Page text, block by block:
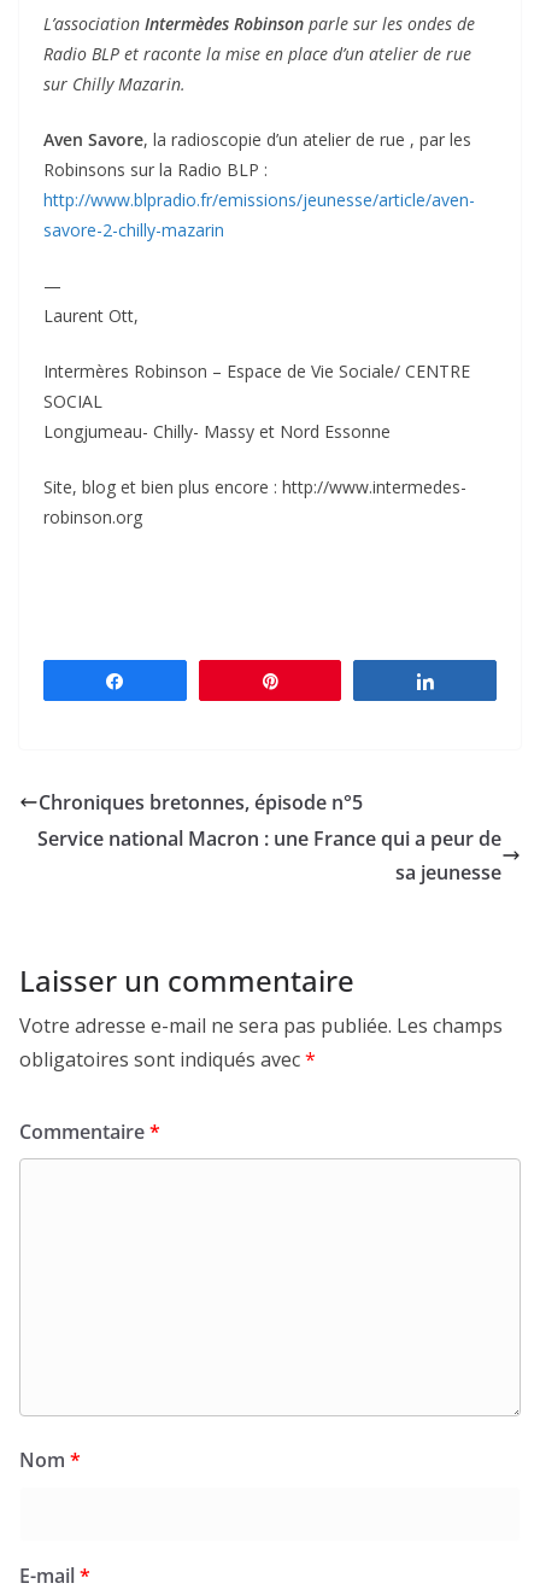
L’association Intermèdes Robinson parle sur les ondes de
Radio BLP et raconte la mise en place d’un atelier de rue
sur Chilly Mazarin.
Aven Savore, la radioscopie d’un atelier de rue , par les
Robinsons sur la Radio BLP :
http://www.blpradio.fr/emissions/jeunesse/article/aven-
savore-2-chilly-mazarin
—
Laurent Ott,
Intermères Robinson – Espace de Vie Sociale/ CENTRE
SOCIAL
Longjumeau- Chilly- Massy et Nord Essonne
Site, blog et bien plus encore : http://www.intermedes-
robinson.org
Chroniques bretonnes, épisode n°5
Service national Macron : une France qui a peur de
sa jeunesse
Laisser un commentaire
Votre adresse e-mail ne sera pas publiée. Les champs
obligatoires sont indiqués avec*
Commentaire*
Nom *
E-mail*